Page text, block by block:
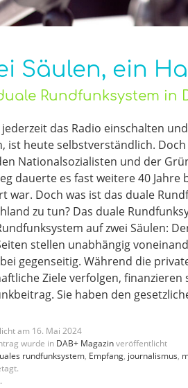
Säulen, ein
Rundfunksystem in
das Radio einschalten
ist heute selbstverständlich.
Nationalsozialisten und der
dauerte es fast weitere 40
war. Doch was ist das duale
zu tun? Das duale
auf zwei Säulen:
stellen unabhängig
gegenseitig. Während die
Ziele verfolgen,
Sie haben den
am 16. Mai 2024
wurde in DAB+ Magazinveröffentlicht
rundfunksystem, Empfang, journalismus,
.